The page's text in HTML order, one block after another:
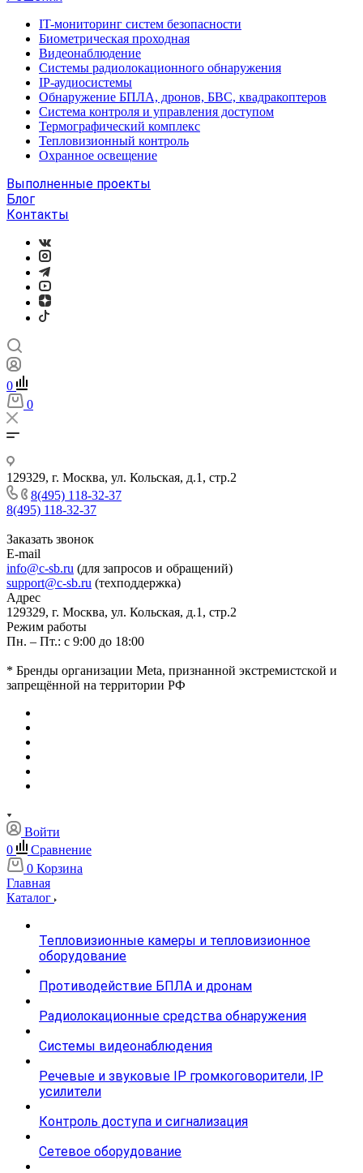
IT-мониторинг систем безопасности
Биометрическая проходная
Видеонаблюдение
Системы радиолокационного обнаружения
IP-аудиосистемы
Обнаружение БПЛА, дронов, БВС, квадракоптеров
Система контроля и управления доступом
Термографический комплекс
Тепловизионный контроль
Охранное освещение
Выполненные проекты
Блог
Контакты
0
0
129329, г. Москва, ул. Кольская, д.1, стр.2
8(495) 118-32-37
8(495) 118-32-37
Заказать звонок
E-mail
info@c-sb.ru (для запросов и обращений)
support@c-sb.ru (техподдержка)
Адрес
129329, г. Москва, ул. Кольская, д.1, стр.2
Режим работы
Пн. – Пт.: с 9:00 до 18:00
* Бренды организации Meta, признанной экстремистской и
запрещённой на территории РФ
Войти
0
Сравнение
0 Корзина
Главная
Каталог
Тепловизионные камеры и тепловизионное
оборудование
Противодействие БПЛА и дронам
Радиолокационные средства обнаружения
Системы видеонаблюдения
Речевые и звуковые IP громкоговорители, IP
усилители
Контроль доступа и сигнализация
Сетевое оборудование